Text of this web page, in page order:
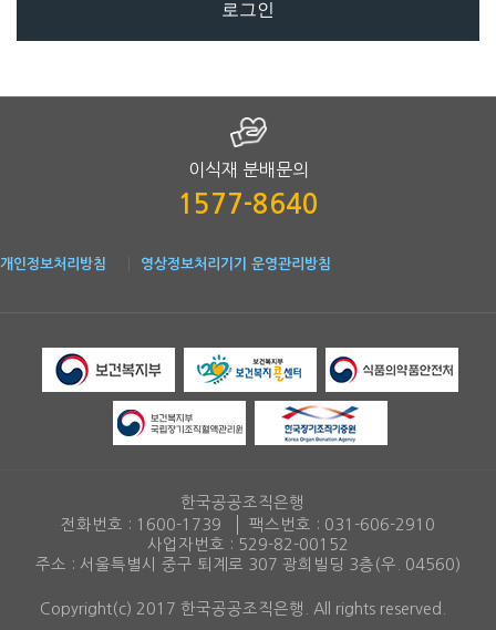
로그인
이식재 분배문의
1577-8640
개인정보처리방침 영상정보처리기기 운영관리방침
한국공공조직은행
전화번호 : 1600-1739 팩스번호 : 031-606-2910
사업자번호 : 529-82-00152
주소 : 서울특별시 중구 퇴계로 307 광희빌딩 3층(우. 04560)
Copyright(c) 2017 한국공공조직은행. All rights reserved.